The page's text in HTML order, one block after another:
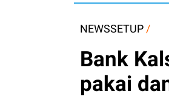
NEWSSETUP /
Bank
pakai